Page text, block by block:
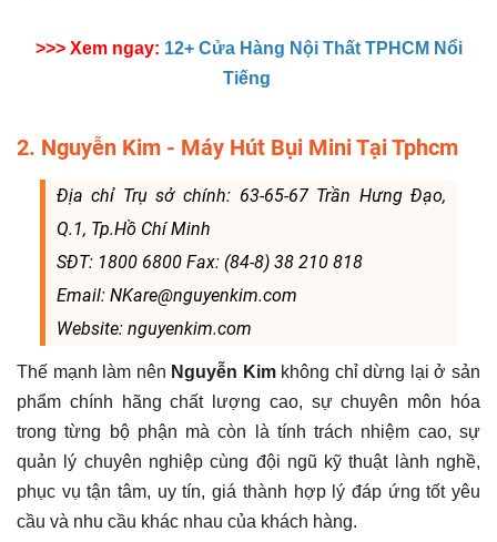
>>> Xem ngay: 12+ Cửa Hàng Nội Thất TPHCM Nổi
Tiếng
2. Nguyễn Kim - Máy Hút Bụi Mini Tại Tphcm
Địa chỉ Trụ sở chính: 63-65-67 Trần Hưng Đạo,
Q.1, Tp.Hồ Chí Minh
SĐT: 1800 6800 Fax: (84-8) 38 210 818
Email: NKare@nguyenkim.com
Website: nguyenkim.com
Thế mạnh làm nên Nguyễn Kimkhông chỉ dừng lại ở sản
phẩm chính hãng chất lượng cao, sự chuyên môn hóa
trong từng bộ phận mà còn là tính trách nhiệm cao, sự
quản lý chuyên nghiệp cùng đội ngũ kỹ thuật lành nghề,
phục vụ tận tâm, uy tín, giá thành hợp lý đáp ứng tốt yêu
cầu và nhu cầu khác nhau của khách hàng.